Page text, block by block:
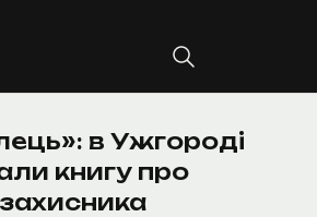
в Ужгороді
книгу про